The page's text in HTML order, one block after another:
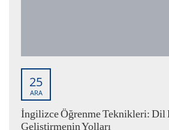
25
ARA
İngilizce Öğrenme Teknikleri: Dil
Geliştirmenin Yolları